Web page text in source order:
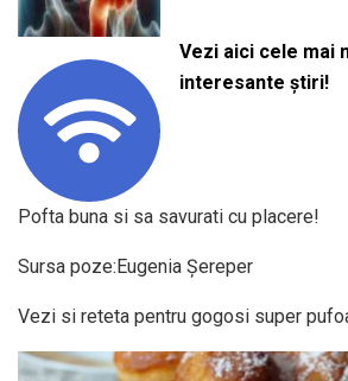
Vezi aici cele mai
interesante știri!
Pofta buna si sa savurati cu placere!
Sursa poze:Eugenia Șereper‎
Vezi si reteta pentru gogosi super